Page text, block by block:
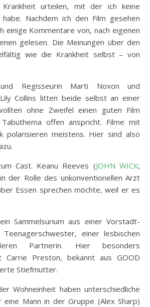
Krankheit urteilen, mit der ich keine
habe. Nachdem ich den Film gesehen
einige Kommentare von, nach eigenen
gelesen. Die Meinungen über den
wie die Krankheit selbst – von
und Regisseurin Marti Noxon und
Collins litten beide selbst an einer
ohne Zweifel einen guten Film
offen anspricht. Filme mit
polarisieren meistens. Hier sind also
Cast. Keanu Reeves (JOHN WICK;
der Rolle des unkonventionellen Arzt
Essen sprechen möchte, weil er es
Sammelsurium aus einer Vorstadt-
einer lesbischen
Partnerin. Hier besonders
Carrie Preston, bekannt aus GOOD
Stiefmutter.
Wohneinheit haben unterschiedliche
eine Mann in der Gruppe (Alex Sharp)